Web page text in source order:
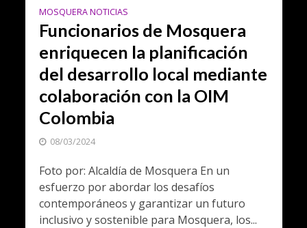
MOSQUERA NOTICIAS
Funcionarios de Mosquera
enriquecen la planificación
del desarrollo local mediante
colaboración con la OIM
Colombia
08/03/2024
Foto por: Alcaldía de Mosquera En un
esfuerzo por abordar los desafíos
contemporáneos y garantizar un futuro
inclusivo y sostenible para Mosquera, los...